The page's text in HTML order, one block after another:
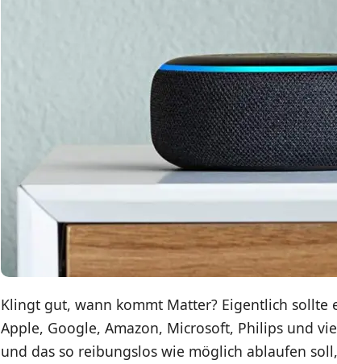
Klingt gut, wann kommt Matter? Eigentlich sollte
Apple, Google, Amazon, Microsoft, Philips und
und das so reibungslos wie möglich ablaufen